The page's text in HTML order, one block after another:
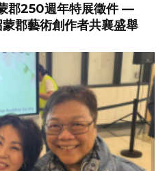
郡250週年特展徵件 —
郡藝術創作者共襄盛舉